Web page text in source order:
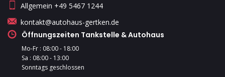
Allgemein +49 5467 1244
kontakt@autohaus-gertken.de
Öffnungszeiten Tankstelle & Autohaus
Mo-Fr : 08:00 - 18:00
Sa : 08:00 - 13:00
Sonntags geschlossen